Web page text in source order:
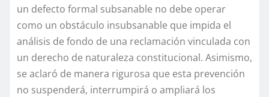
un defecto formal subsanable no debe operar
como un obstáculo insubsanable que impida el
análisis de fondo de una reclamación vinculada con
un derecho de naturaleza constitucional. Asimismo,
se aclaró de manera rigurosa que esta prevención
no suspenderá, interrumpirá o ampliará los